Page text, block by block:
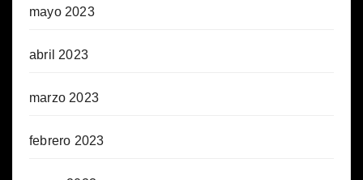
mayo 2023
abril 2023
marzo 2023
febrero 2023